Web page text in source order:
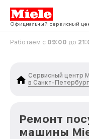
Официальный сервисный
Работаем с 09:00 до
Сервисный центр
в Санкт-
Ремонт
машины